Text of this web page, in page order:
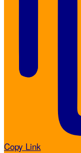
Copy Link